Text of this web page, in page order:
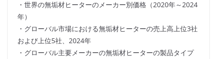
・世界の無垢材ヒーターのメーカー別価格（2020年～2024
年）
・グローバル市場における無垢材ヒーターの売上高上位3社
および上位5社、2024年
・グローバル主要メーカーの無垢材ヒーターの製品タイプ